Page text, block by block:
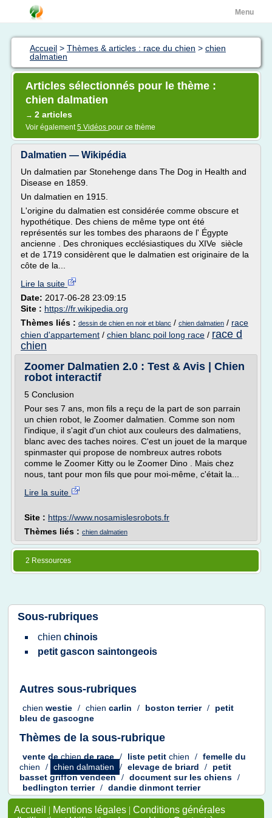
Menu
Accueil > Thèmes & articles : race du chien > chien
dalmatien
Articles sélectionnés pour le thème :
chien dalmatien
→ 2 articles
Voir également5 Vidéos pour ce thème
Dalmatien — Wikipédia
Un dalmatien par Stonehenge dans The Dog in Health and
Disease en 1859.
Un dalmatien en 1915.
L'origine du dalmatien est considérée comme obscure et
hypothétique. Des chiens de même type ont été
représentés sur les tombes des pharaons de l' Égypte
ancienne . Des chroniques ecclésiastiques du XIVe siècle
et de 1719 considèrent que le dalmatien est originaire de la
côte de la...
Lire la suite
Date: 2017-06-28 23:09:15
Site : https://fr.wikipedia.org
Thèmes liés : dessin de chien en noir et blanc / chien dalmatien / race
chien d'appartement / chien blanc poil long race / race d
chien
Zoomer Dalmatien 2.0 : Test & Avis | Chien
robot interactif
5 Conclusion
Pour ses 7 ans, mon fils a reçu de la part de son parrain
un chien robot, le Zoomer dalmatien. Comme son nom
l'indique, il s'agit d'un chiot aux couleurs des dalmatiens,
blanc avec des taches noires. C'est un jouet de la marque
spinmaster qui propose de nombreux autres robots
comme le Zoomer Kitty ou le Zoomer Dino . Mais chez
nous, tant pour mon fils que pour moi-même, c'était la...
Lire la suite
Site : https://www.nosamislesrobots.fr
Thèmes liés : chien dalmatien
2 Ressources
Sous-rubriques
chien chinois
petit gascon saintongeois
Autres sous-rubriques
chien westie / chien carlin / boston terrier /
petit
bleu de gascogne
Thèmes de la sous-rubrique
vente de chien de race / liste petit chien / femelle du
chien
/ chien dalmatien / elevage de briard /
petit
basset griffon vendeen / document sur les chiens /
bedlington terrier / dandie dinmont terrier
Accueil | Mentions légales | Conditions générales